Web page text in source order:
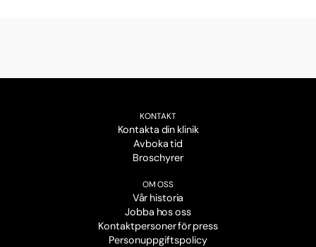
KONTAKT
Kontakta din klinik
Avboka tid
Broschyrer
OM OSS
Vår historia
Jobba hos oss
Kontaktpersoner för press
Personuppgiftspolicy